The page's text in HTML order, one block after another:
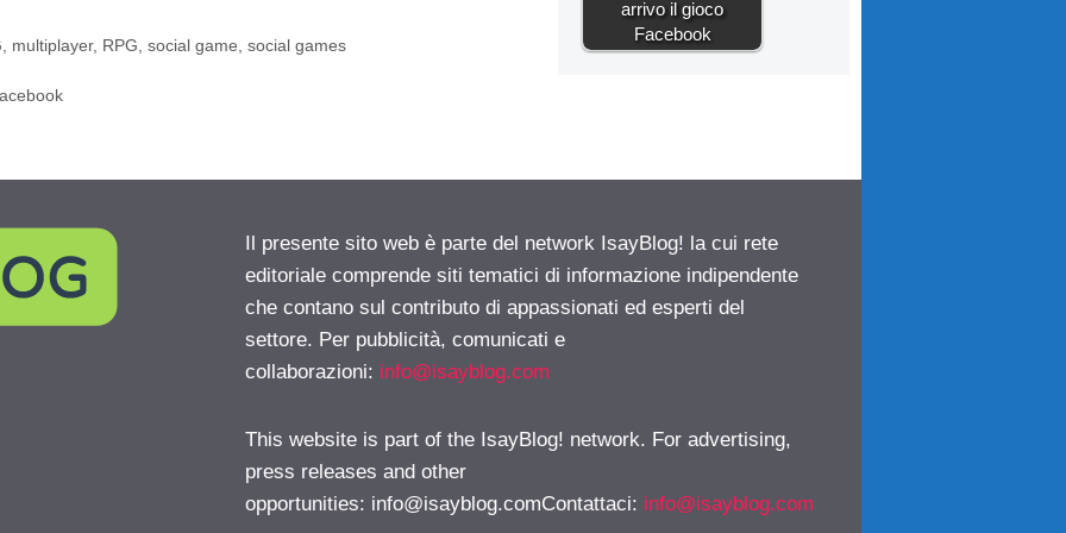
multiplayer, RPG ,social game ,social games
arrivo il gioco
Facebook
Il presente sito web è parte del network IsayBlog! la cui rete
editoriale comprende siti tematici di informazione indipendente
che contano sul contributo di appassionati ed esperti del
settore. Per pubblicità, comunicati e
collaborazioni: info@isayblog.com
This website is part of the IsayBlog! network. For advertising,
press releases and other
opportunities: info@isayblog.comContattaci: info@isayblog.com